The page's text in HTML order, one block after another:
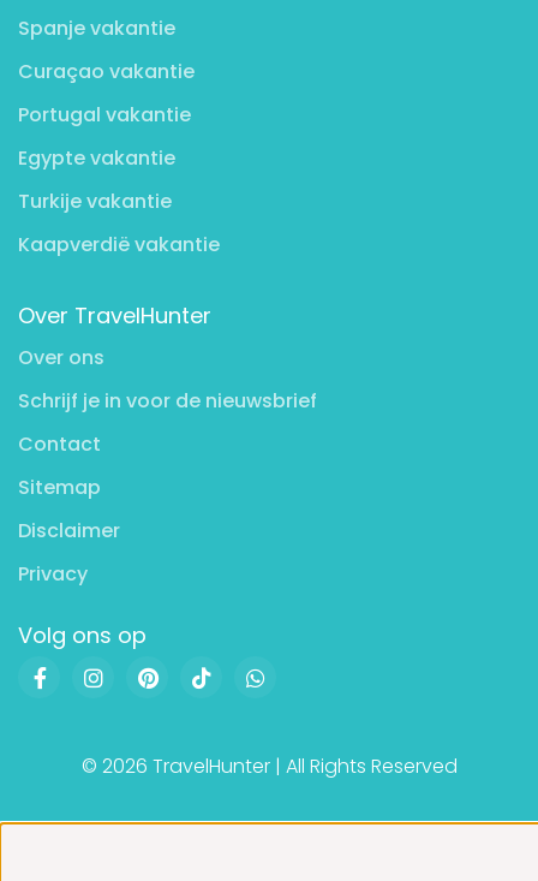
Spanje vakantie
Curaçao vakantie
Portugal vakantie
Egypte vakantie
Turkije vakantie
Kaapverdië vakantie
Over TravelHunter
Over ons
Schrijf je in voor de nieuwsbrief
Contact
Sitemap
Disclaimer
Privacy
Volg ons op
© 2026 TravelHunter | All Rights Reserved